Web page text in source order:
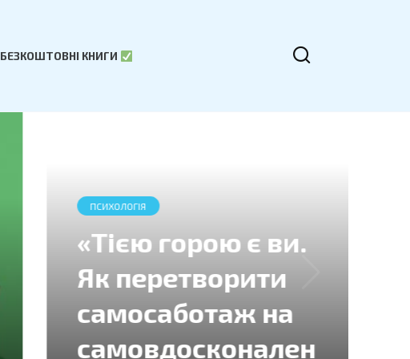
БЕЗКОШТОВНІ КНИГИ
ДЕТЕКТИВИ
«Анатомія: історія
кохання» Дана